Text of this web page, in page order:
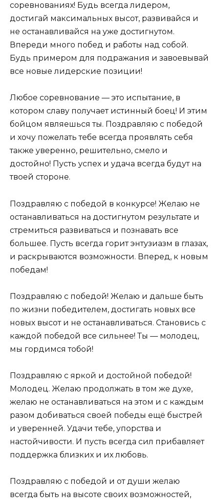
соревнованиях! Будь всегда лидером,
достигай максимальных высот, развивайся и
не останавливайся на уже достигнутом.
Впереди много побед и работы над собой.
Будь примером для подражания и завоевывай
все новые лидерские позиции!
Любое соревнование — это испытание, в
котором славу получает истинный боец! И этим
бойцом являешься ты. Поздравляю с победой
и хочу пожелать тебе всегда проявлять себя
также уверенно, решительно, смело и
достойно! Пусть успех и удача всегда будут на
твоей стороне.
Поздравляю с победой в конкурсе! Желаю не
останавливаться на достигнутом результате и
стремиться развиваться и познавать все
большее. Пусть всегда горит энтузиазм в глазах,
и раскрываются возможности. Вперед, к новым
победам!
Поздравляю с победой! Желаю и дальше быть
по жизни победителем, достигать новых все
новых высот и не останавливаться. Становись с
каждой победой все сильнее! Ты — молодец,
мы гордимся тобой!
Поздравляю с яркой и достойной победой!
Молодец. Желаю продолжать в том же духе,
желаю не останавливаться на этом и с каждым
разом добиваться своей победы ещё быстрей
и уверенней. Удачи тебе, упорства и
настойчивости. И пусть всегда сил прибавляет
поддержка близких и их любовь.
Поздравляю с победой и от души желаю
всегда быть на высоте своих возможностей,